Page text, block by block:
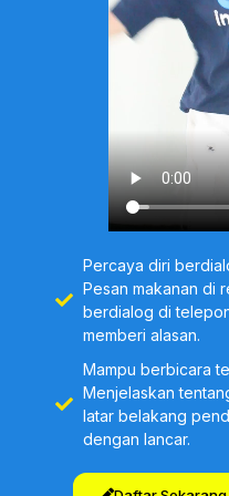
frasa
Telepon
Meeting
seluruh
Percaya diri
Pesan makanan di
berdialog di
memberi alasan.
Mampu berbicara
Menjelaskan
latar belakang
dengan lancar.